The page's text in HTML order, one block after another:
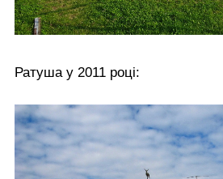
Ратуша у 2011 році: